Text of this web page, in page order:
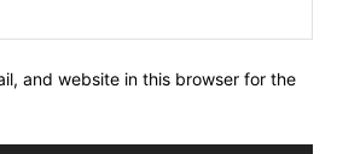
and website in this browser for the